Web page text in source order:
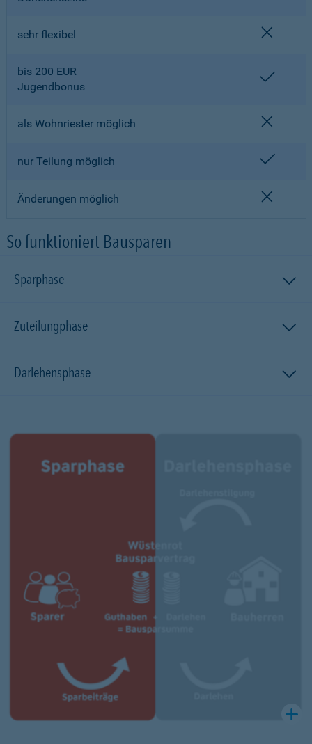
sehr flexibel
bis 200 EUR
Jugendbonus
als Wohnriester möglich
nur Teilung möglich
Änderungen möglich
So funktioniert Bausparen
Sparphase
Zuteilungphase
Darlehensphase